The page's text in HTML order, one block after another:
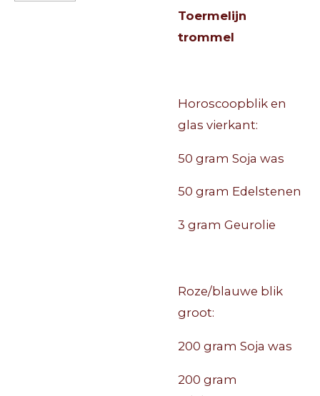
Toermelijn
trommel
Horoscoopblik en
glas vierkant:
50 gram Soja was
50 gram Edelstenen
3 gram Geurolie
Roze/blauwe blik
groot:
200 gram Soja was
200 gram